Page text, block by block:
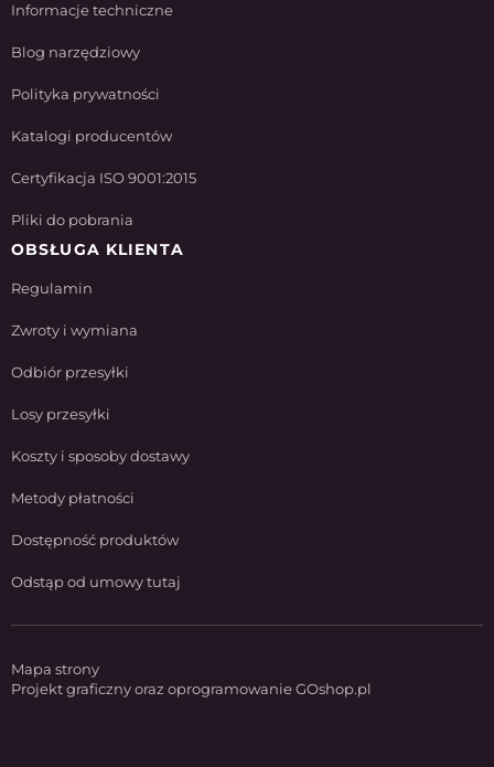
Informacje techniczne
Blog narzędziowy
Polityka prywatności
Katalogi producentów
Certyfikacja ISO 9001:2015
Pliki do pobrania
OBSŁUGA KLIENTA
Regulamin
Zwroty i wymiana
Odbiór przesyłki
Losy przesyłki
Koszty i sposoby dostawy
Metody płatności
Dostępność produktów
Odstąp od umowy tutaj
Mapa strony
Projekt graficzny oraz oprogramowanie GOshop.pl